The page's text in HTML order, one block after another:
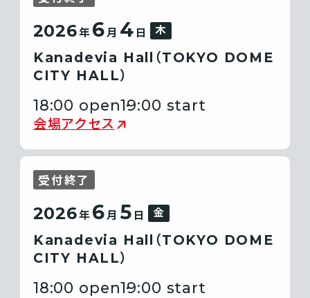
2026年 6 月 4 日 木
Kanadevia Hall（TOKYO DOME
CITY HALL）
18:00 open19:00 start
会場アクセス
受付終了
2026年 6月 5 日 金
Kanadevia Hall（TOKYO DOME
CITY HALL）
18:00 open19:00 start